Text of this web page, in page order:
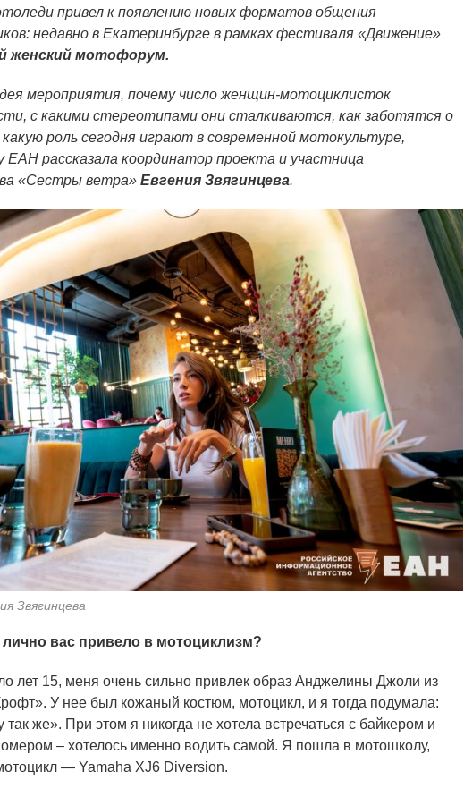
привел к появлению новых форматов общения
недавно в Екатеринбурге в рамках фестиваля «Движение»
женский мотофорум.
мероприятия, почему число женщин-мотоциклисток
с какими стереотипами они сталкиваются, как заботятся о
роль сегодня играют в современной мотокультуре,
ЕАН рассказала координатор проекта и участница
«Сестры ветра» Евгения Звягинцева.
Звягинцева
вас привело в мотоциклизм?
лет 15, меня очень сильно привлек образ Анджелины Джоли из
У нее был кожаный костюм, мотоцикл, и я тогда подумала:
так же». При этом я никогда не хотела встречаться с байкером и
– хотелось именно водить самой. Я пошла в мотошколу,
— Yamaha XJ6 Diversion.